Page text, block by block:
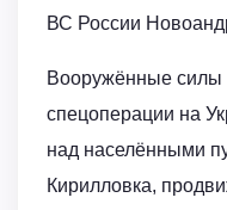
ВС России
Вооружённые силы
спецоперации на
над населёнными
Кирилловка,